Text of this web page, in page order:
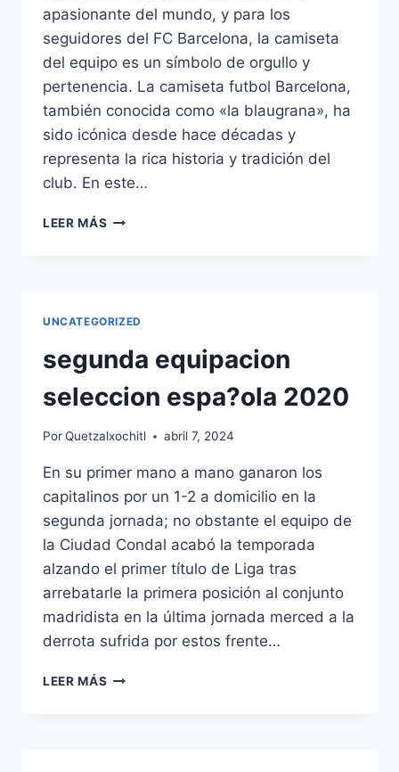
apasionante del mundo, y para los
seguidores del FC Barcelona, la camiseta
del equipo es un símbolo de orgullo y
pertenencia. La camiseta futbol Barcelona,
también conocida como «la blaugrana», ha
sido icónica desde hace décadas y
representa la rica historia y tradición del
club. En este…
LEER MÁS CAMISETA
UNCATEGORIZED
segunda equipacion
seleccion espa?ola 2020
PorQuetzalxochitl abril 7, 2024
En su primer mano a mano ganaron los
capitalinos por un 1-2 a domicilio en la
segunda jornada; no obstante el equipo de
la Ciudad Condal acabó la temporada
alzando el primer título de Liga tras
arrebatarle la primera posición al conjunto
madridista en la última jornada merced a la
derrota sufrida por estos frente…
LEER MÁS SEGUNDA